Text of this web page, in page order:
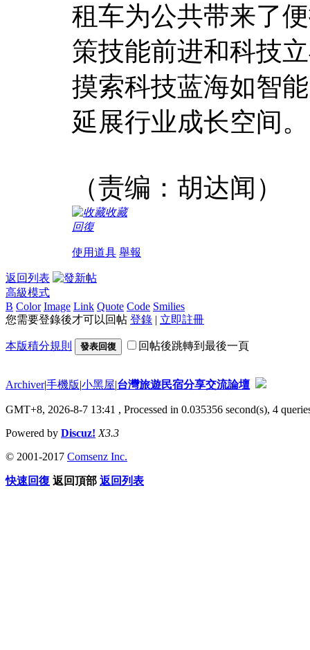
租车为公共带来了
策技能前进和科技
摸索科技蓝海如智
延展行业成长空间。
（责编：胡达闻）
收藏
回復
使用道具 舉報
返回列表
高級模式
B Color Image Link Quote Code Smilies
您需要登錄後才可以回帖 登錄 | 立即註冊
本版積分規則 發表回復 回帖後跳轉到最後一頁
Archiver|手機版|小黑屋|台灣旅遊民宿分享交流論壇
GMT+8, 2026-8-7 13:41 , Processed in 0.035356 second(s), 4
Powered by Discuz! X3.3
© 2001-2017 Comsenz Inc.
快速回復 返回頂部 返回列表